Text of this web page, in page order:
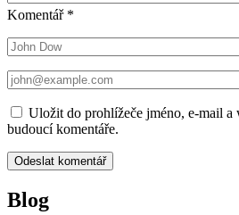
Komentář *
Uložit do prohlížeče jméno, e-mail a
budoucí komentáře.
Blog